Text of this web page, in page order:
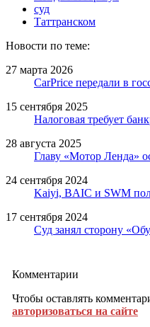
суд
Таттранском
Новости по теме:
27 марта 2026
CarPrice передали в
15 сентября 2025
Налоговая требует
28 августа 2025
Главу «Мотор Ленда»
24 сентября 2024
Kaiyi, BAIC и SWM
17 сентября 2024
Суд занял сторону
Комментарии
Чтобы оставлять
авторизоваться на сайте